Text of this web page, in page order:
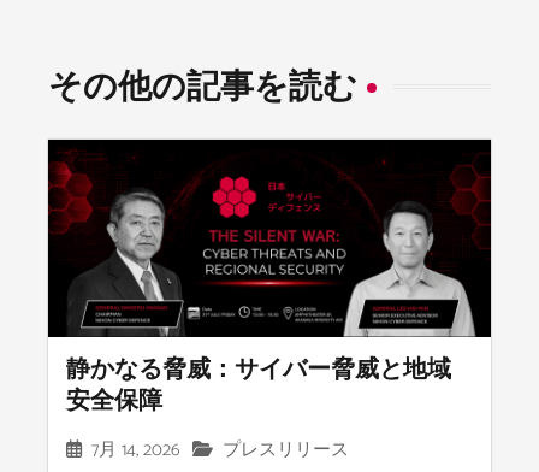
その他の記事を読む
静かなる脅威：サイバー脅威と地域
安全保障
7月 14, 2026
プレスリリース